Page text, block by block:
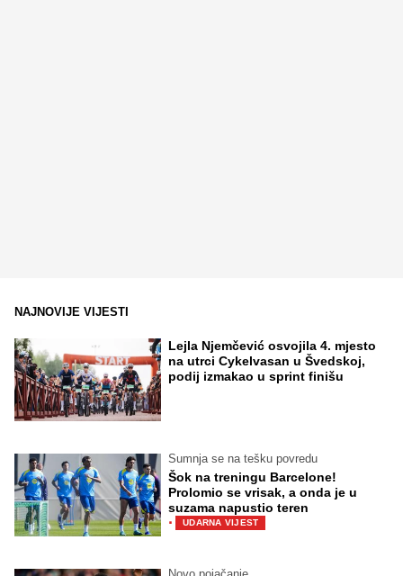
NAJNOVIJE VIJESTI
Lejla Njemčević osvojila 4. mjesto
na utrci Cykelvasan u Švedskoj,
podij izmakao u sprint finišu
Sumnja se na tešku povredu
Šok na treningu Barcelone!
Prolomio se vrisak, a onda je u
suzama napustio teren
· UDARNA VIJEST